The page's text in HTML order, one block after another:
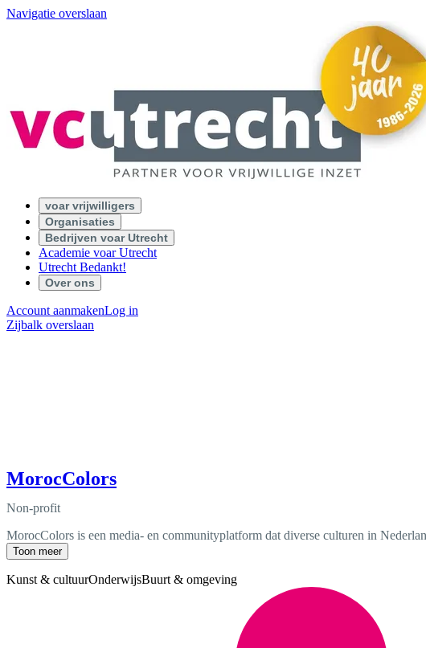
Navigatie overslaan
voar vrijwilligers
Organisaties
Bedrijven voar Utrecht
Academie voar Utrecht
Utrecht Bedankt!
Over ons
Account aanmakenLog in
Zijbalk overslaan
MorocColors
Non-profit
MorocColors is een media- en communityplatform dat diverse culturen in
Toon meer
Kunst & cultuurOnderwijsBuurt & omgeving